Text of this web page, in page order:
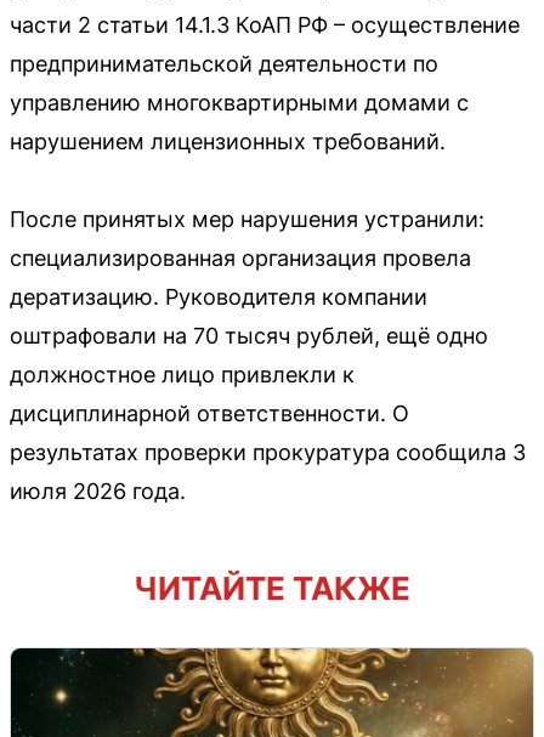
части 2 статьи 14.1.3 КоАП РФ – осуществление
предпринимательской деятельности по
управлению многоквартирными домами с
нарушением лицензионных требований.
После принятых мер нарушения устранили:
специализированная организация провела
дератизацию. Руководителя компании
оштрафовали на 70 тысяч рублей, ещё одно
должностное лицо привлекли к
дисциплинарной ответственности. О
результатах проверки прокуратура сообщила 3
июля 2026 года.
ЧИТАЙТЕ ТАКЖЕ